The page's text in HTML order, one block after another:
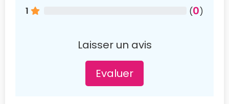
1
(0)
Laisser un avis
Evaluer